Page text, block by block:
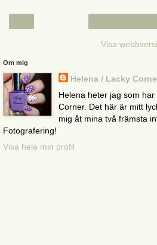
Visa
Om mig
Helena / Lacky
Helena heter jag som
Corner. Det här är mitt
mig åt mina två främsta
Fotografering!
Visa hela min profil